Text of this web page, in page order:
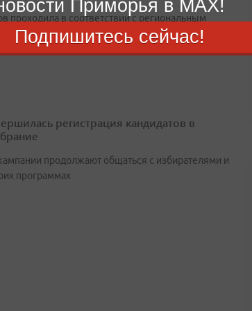
проходила в соответствии с региональным
регистрация кандидатов в
продолжают общаться с избирателями и
программах
Приморья в MAX!
Подпишитесь сейчас!